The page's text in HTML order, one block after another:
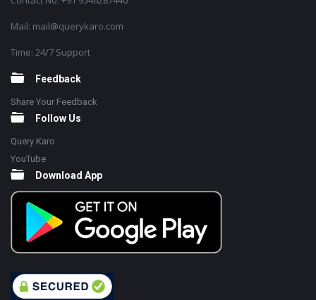
Mail: mail@querykaro.com
Time: 24/7 Support
Feedback
Share Your Feedback
Follow Us
Query Karo
YouTube
Download App